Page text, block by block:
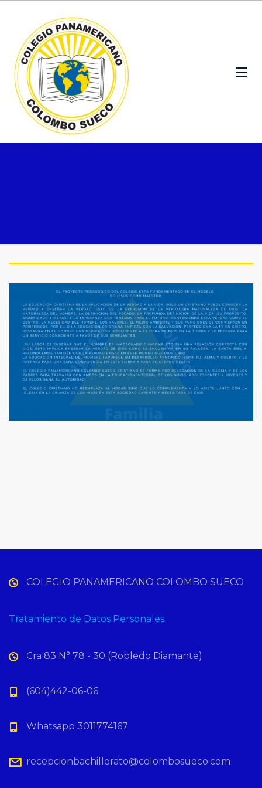
COLEGIO PANAMERICANO COLOMBO SUECO
Tratamiento de Datos Personales
Cra 83 N° 78 - 30 (Robledo Diamante)
(604)442-06-06
Whatsapp 3011774167
recepcionbachillerato@colombosueco.com